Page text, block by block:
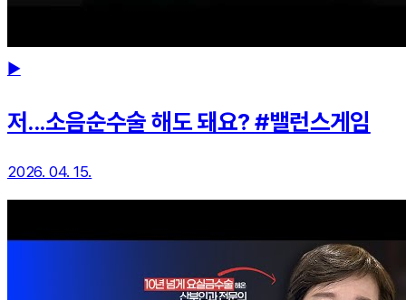
▶
저...소음순수술 해도 돼요? #밸런스게임
2026. 04. 15.